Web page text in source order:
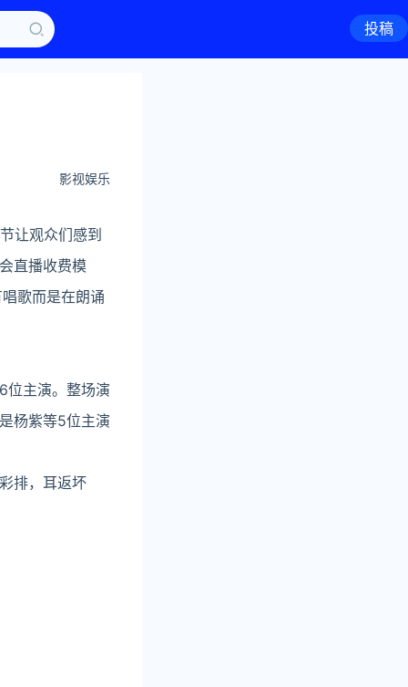
投稿
影视娱乐
让观众们感到
直播收费模
歌而是在朗诵
主演。整场演
杨紫等5位主演
排，耳返坏